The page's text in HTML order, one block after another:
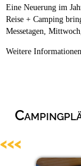
Eine Neuerung im
Reise + Camping
Messetagen,
Weitere
<<<